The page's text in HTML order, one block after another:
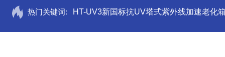
热门关键词: HT-UV3新国标抗UV塔式紫外线加速老化